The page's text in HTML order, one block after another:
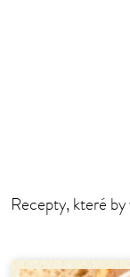
Recepty, které